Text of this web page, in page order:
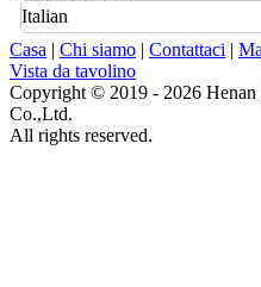
Italian
Casa | Chi siamo | Contattaci |
Vista da tavolino
Copyright © 2019 - 2026 Henan
Co.,Ltd.
All rights reserved.